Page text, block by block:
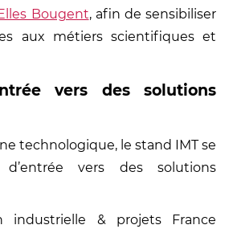
Bougent, afin de sensibiliser
aux métiers scientifiques et
vers des solutions
technologique, le stand IMT se
vers des solutions
industrielle & projets France